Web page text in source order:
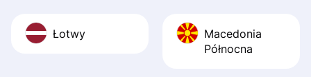
Łotwy
Macedonia
Północna